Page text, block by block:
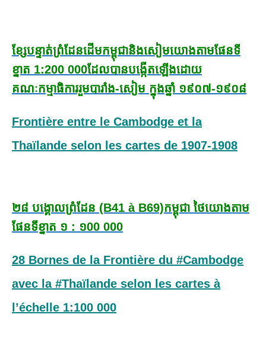
ខ្សែបន្ទាត់ព្រំដែនដើមកម្ពុជានិងសៀមយោងតាមផែនទី
ខ្នាត 1:200 000ដែលបានបង្កើតឡើងដោយ
គណៈកម្មាធិការរួមបារាំង-សៀម ក្នុងឆ្នាំ ១៩០៧-១៩០៨
Frontière entre le Cambodge et la
Thaïlande selon les cartes de 1907-1908
២៨ បង្គោលព្រំដែន (B41 à B69)កម្ពុជា ថៃយោងតាម
ផែនទីខ្នាត ១ : ១00 000
28 Bornes de la Frontière du #Cambodge
avec la #Thaïlande selon les cartes à
l’échelle 1:100 000